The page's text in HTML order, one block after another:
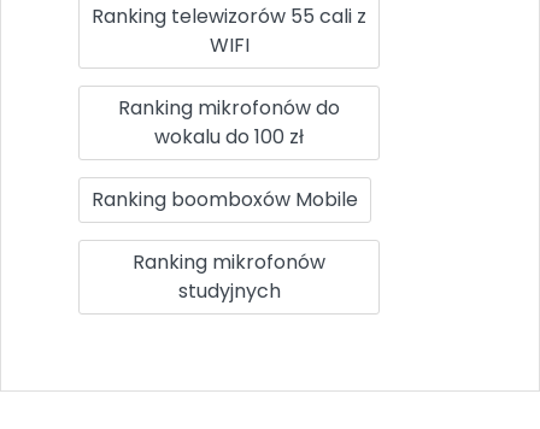
Ranking telewizorów 55 cali z
WIFI
Ranking mikrofonów do
wokalu do 100 zł
Ranking boomboxów Mobile
Ranking mikrofonów
studyjnych